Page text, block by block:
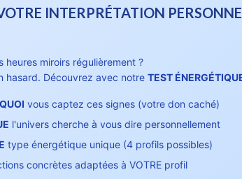
INTERPRÉTATION
heures miroirs régulièrement ?
hasard. Découvrez avec notre TEST
vous captez ces signes (votre don caché)
l'univers cherche à vous dire personnellement
type énergétique unique (4 profils possibles)
concrètes adaptées à VOTRE profil